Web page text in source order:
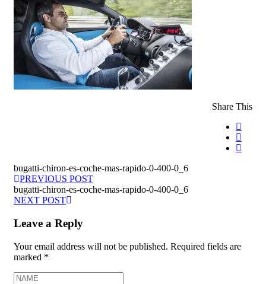
Share This
bugatti-chiron-es-coche-mas-rapido-0-400-0_6
PREVIOUS POST
bugatti-chiron-es-coche-mas-rapido-0-400-0_6
NEXT POST
Leave a Reply
Your email address will not be published. Required fields are
marked *
NAME